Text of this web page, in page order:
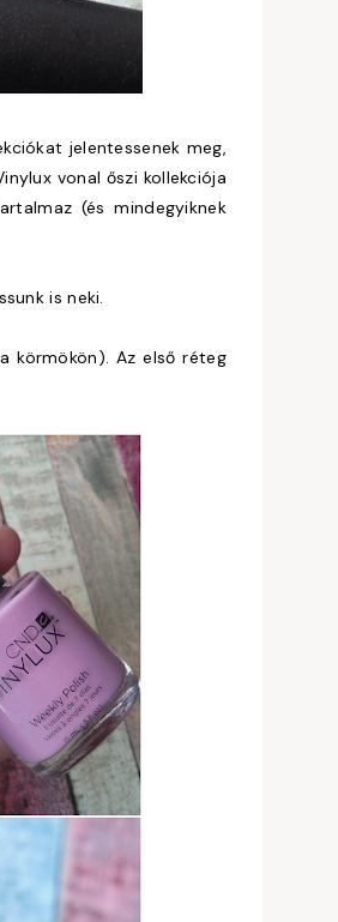
jelentessenek meg,
vonal őszi kollekciója
(és mindegyiknek
is neki.
körmökön). Az első réteg